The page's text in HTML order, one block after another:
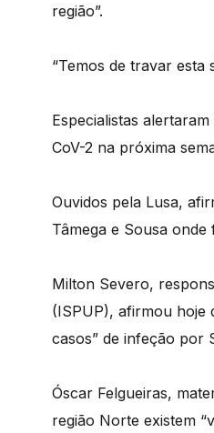
região”.
“Temos de travar esta
Especialistas
CoV-2 na próxima
Ouvidos pela Lusa,
Tâmega e Sousa onde
Milton Severo,
(ISPUP), afirmou hoje
casos” de infeção por
Óscar Felgueiras,
região Norte existem